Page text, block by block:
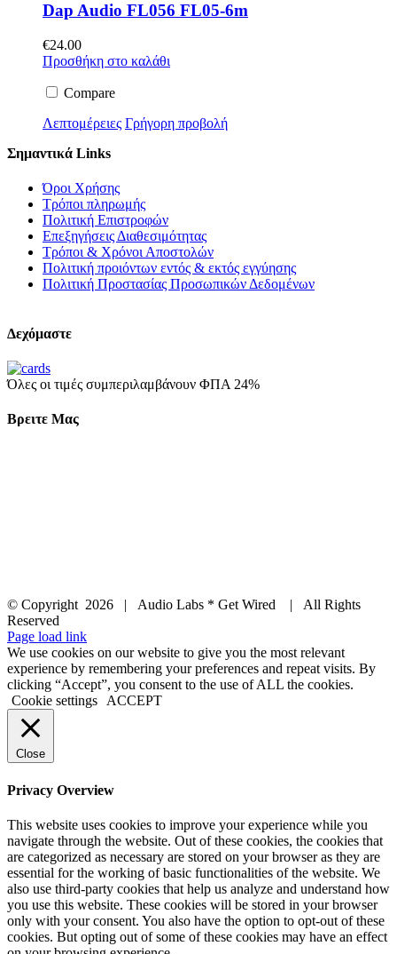
Dap Audio FL056 FL05-6m
€24.00
Προσθήκη στο καλάθι
Compare
Λεπτομέρειες Γρήγορη προβολή
Σημαντικά Links
Όροι Χρήσης
Τρόποι πληρωμής
Πολιτική Επιστροφών
Επεξηγήσεις Διαθεσιμότητας
Τρόποι & Χρόνοι Αποστολών
Πολιτική προιόντων εντός & εκτός εγγύησης
Πολιτική Προστασίας Προσωπικών Δεδομένων
Δεχόμαστε
Όλες οι τιμές συμπεριλαμβάνουν ΦΠΑ 24%
Βρειτε Μας
© Copyright 2026 | Audio Labs * Get Wired | All Rights
Reserved
Facebook
Instagram
YouTube
LinkedIn
X
Page load link
We use cookies on our website to give you the most relevant
experience by remembering your preferences and repeat visits. By
clicking “Accept”, you consent to the use of ALL the cookies.
Cookie settings ACCEPT
Close
Privacy Overview
This website uses cookies to improve your experience while you
navigate through the website. Out of these cookies, the cookies that
are categorized as necessary are stored on your browser as they are
essential for the working of basic functionalities of the website. We
also use third-party cookies that help us analyze and understand how
you use this website. These cookies will be stored in your browser
only with your consent. You also have the option to opt-out of these
cookies. But opting out of some of these cookies may have an effect